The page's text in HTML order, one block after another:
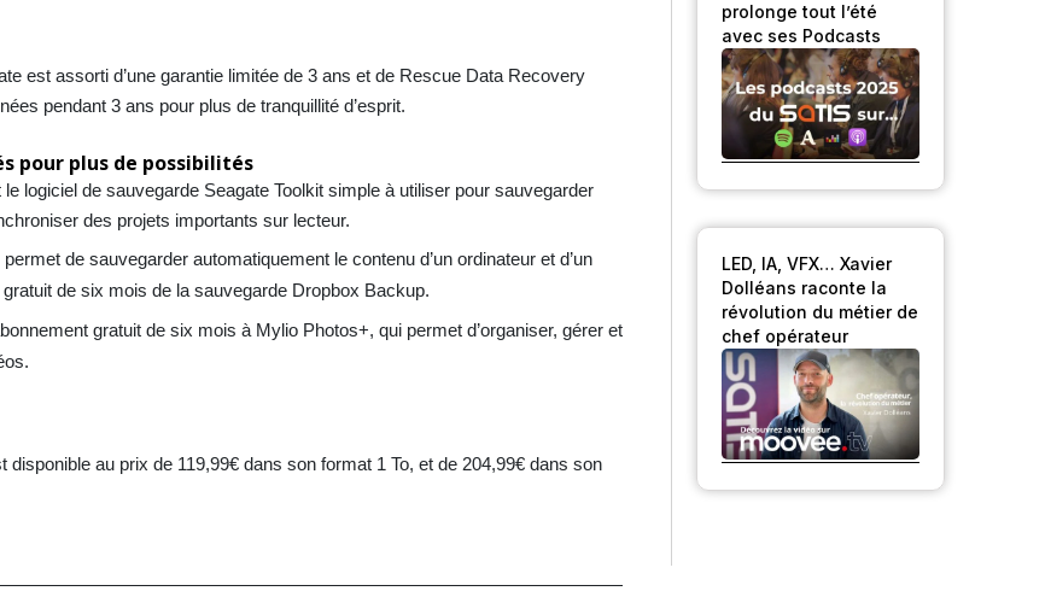
est assorti d’une garantie limitée de 3 ans et de Rescue Data Recovery
pendant 3 ans pour plus de tranquillité d’esprit.
pour plus de possibilités
le logiciel de sauvegarde Seagate Toolkit simple à utiliser pour sauvegarder
des projets importants sur lecteur.
permet de sauvegarder automatiquement le contenu d’un ordinateur et d’un
de six mois de la sauvegarde Dropbox Backup.
gratuit de six mois à Mylio Photos+, qui permet d’organiser, gérer et
disponible au prix de 119,99€ dans son format 1 To, et de 204,99€ dans son
prolonge tout l’été
avec ses Podcasts
LED, IA, VFX… Xavier
Dolléans raconte la
révolution du métier de
chef opérateur